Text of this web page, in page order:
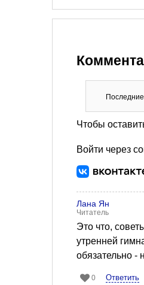
Последние
Чтобы
Войти через
Лана Ян
Читатель
Это что,
утренней
обязательно -
0 Ответить